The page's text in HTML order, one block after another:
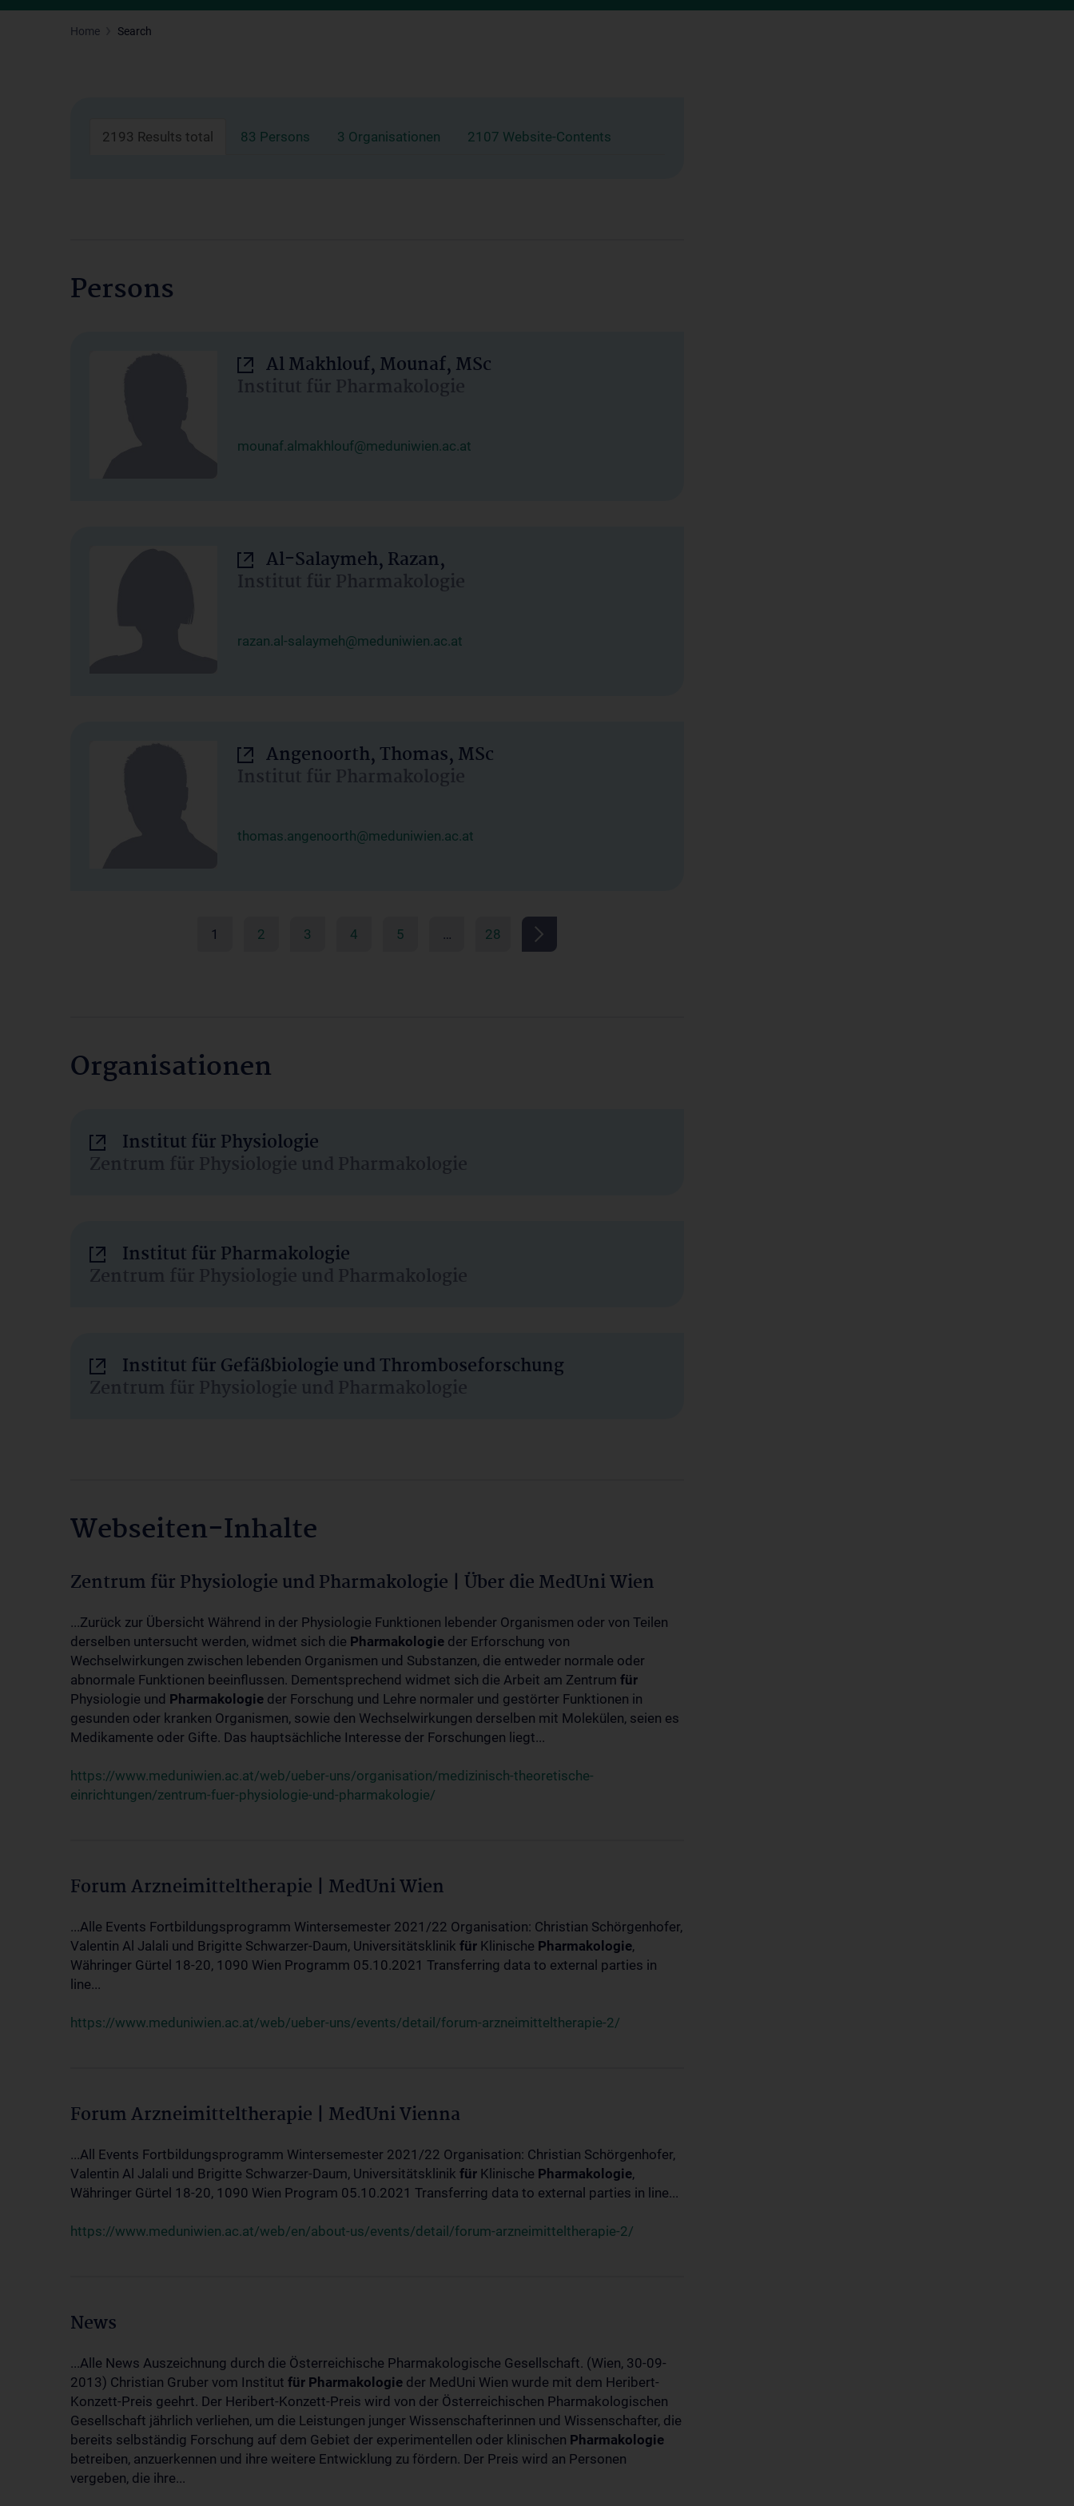
Home Search
2193 Results total 83 Persons 3 Organisationen 2107 Website-Contents
Persons
Al Makhlouf, Mounaf, MSc
Institut für Pharmakologie
mounaf.almakhlouf@meduniwien.ac.at
Al-Salaymeh, Razan,
Institut für Pharmakologie
razan.al-salaymeh@meduniwien.ac.at
Angenoorth, Thomas, MSc
Institut für Pharmakologie
thomas.angenoorth@meduniwien.ac.at
1 2 3 4 5 … 28
Organisationen
Institut für Physiologie
Zentrum für Physiologie und Pharmakologie
Institut für Pharmakologie
Zentrum für Physiologie und Pharmakologie
Institut für Gefäßbiologie und Thromboseforschung
Zentrum für Physiologie und Pharmakologie
Webseiten-Inhalte
Zentrum für Physiologie und Pharmakologie | Über die MedUni Wien
...Zurück zur Übersicht Während in der Physiologie Funktionen lebender Organismen oder von Teilen
derselben untersucht werden, widmet sich die Pharmakologie der Erforschung von
Wechselwirkungen zwischen lebenden Organismen und Substanzen, die entweder normale oder
abnormale Funktionen beeinflussen. Dementsprechend widmet sich die Arbeit am Zentrum für
Physiologie und Pharmakologie der Forschung und Lehre normaler und gestörter Funktionen in
gesunden oder kranken Organismen, sowie den Wechselwirkungen derselben mit Molekülen, seien es
Medikamente oder Gifte. Das hauptsächliche Interesse der Forschungen liegt...
https://www.meduniwien.ac.at/web/ueber-uns/organisation/medizinisch-theoretische-
einrichtungen/zentrum-fuer-physiologie-und-pharmakologie/
Forum Arzneimitteltherapie | MedUni Wien
...Alle Events Fortbildungsprogramm Wintersemester 2021/22 Organisation: Christian Schörgenhofer,
Valentin Al Jalali und Brigitte Schwarzer-Daum, Universitätsklinik für Klinische Pharmakologie,
Währinger Gürtel 18-20, 1090 Wien Programm 05.10.2021 Transferring data to external parties in
line...
https://www.meduniwien.ac.at/web/ueber-uns/events/detail/forum-arzneimitteltherapie-2/
Forum Arzneimitteltherapie | MedUni Vienna
...All Events Fortbildungsprogramm Wintersemester 2021/22 Organisation: Christian Schörgenhofer,
Valentin Al Jalali und Brigitte Schwarzer-Daum, Universitätsklinik für Klinische Pharmakologie,
Währinger Gürtel 18-20, 1090 Wien Program 05.10.2021 Transferring data to external parties in line...
https://www.meduniwien.ac.at/web/en/about-us/events/detail/forum-arzneimitteltherapie-2/
News
...Alle News Auszeichnung durch die Österreichische Pharmakologische Gesellschaft. (Wien, 30-09-
2013) Christian Gruber vom Institut für Pharmakologie der MedUni Wien wurde mit dem Heribert-
Konzett-Preis geehrt. Der Heribert-Konzett-Preis wird von der Österreichischen Pharmakologischen
Gesellschaft jährlich verliehen, um die Leistungen junger Wissenschafterinnen und Wissenschafter, die
bereits selbständig Forschung auf dem Gebiet der experimentellen oder klinischen Pharmakologie
betreiben, anzuerkennen und ihre weitere Entwicklung zu fördern. Der Preis wird an Personen
vergeben, die ihre...